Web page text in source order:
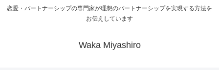
恋愛・パートナーシップの専門家が理想のパートナーシップを実現する方法を
お伝えしています
Waka Miyashiro